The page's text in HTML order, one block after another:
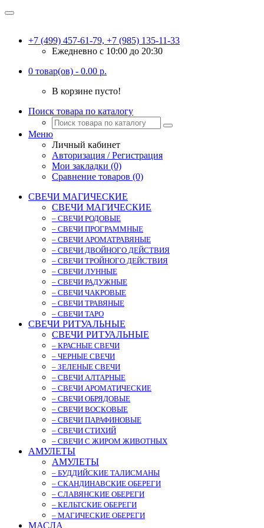
+7 (499) 457-61-79, +7 (985) 135-11-33
Ежедневно c 10:00 до 20:30
0 товар(ов) - 0.00 р.
В корзине пусто!
Поиск товара по каталогу
Меню
Личный кабинет
Авторизация / Регистрация
Мои закладки (0)
Сравнение товаров (0)
СВЕЧИ МАГИЧЕСКИЕ
СВЕЧИ МАГИЧЕСКИЕ
– СВЕЧИ РОДОВЫЕ
– СВЕЧИ ПРОГРАММНЫЕ
– СВЕЧИ АРОМАТРАВЯНЫЕ
– СВЕЧИ ДВОЙНОГО ДЕЙСТВИЯ
– СВЕЧИ ТРОЙНОГО ДЕЙСТВИЯ
– СВЕЧИ ЛУННЫЕ
– СВЕЧИ РАДУЖНЫЕ
– СВЕЧИ ЧАКРОВЫЕ
– СВЕЧИ ТРАВЯНЫЕ
– СВЕЧИ ТАРО
СВЕЧИ РИТУАЛЬНЫЕ
СВЕЧИ РИТУАЛЬНЫЕ
– КРАСНЫЕ СВЕЧИ
– ЧЕРНЫЕ СВЕЧИ
– ЗЕЛЕНЫЕ СВЕЧИ
– СВЕЧИ АЛТАРНЫЕ
– СВЕЧИ АРОМАТИЧЕСКИЕ
– СВЕЧИ ОБРЯДОВЫЕ
– СВЕЧИ ВОСКОВЫЕ
– СВЕЧИ ПАРАФИНОВЫЕ
– СВЕЧИ СТИХИЙ
– СВЕЧИ С ЖИРОМ ЖИВОТНЫХ
АМУЛЕТЫ
АМУЛЕТЫ
– БУДДИЙСКИЕ ТАЛИСМАНЫ
– СКАНДИНАВСКИЕ ОБЕРЕГИ
– СЛАВЯНСКИЕ ОБЕРЕГИ
– КЕЛЬТСКИЕ ОБЕРЕГИ
– МАГИЧЕСКИЕ ОБЕРЕГИ
МАСЛА